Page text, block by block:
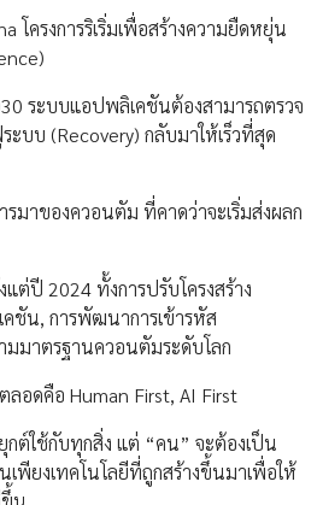
โครงการริเริ่มเพื่อสร้างความยืดหยุ่น
ระบบแอปพลิเคชันต้องสามารถตรวจ
บ (Recovery) กลับมาให้เร็วที่สุด
มาของควอนตัม ที่คาดว่าจะเริ่มส่งผลก
ต่ปี 2024 ทั้งการปรับโครงสร้าง
ชัน, การพัฒนาการเข้ารหัส
มมาตรฐานควอนตัมระดับโลก
อดคือ Human First, AI First
กต์ใช้กับทุกสิ่ง แต่ “คน” จะต้องเป็น
เพียงเทคโนโลยีที่ถูกสร้างขึ้นมาเพื่อให้